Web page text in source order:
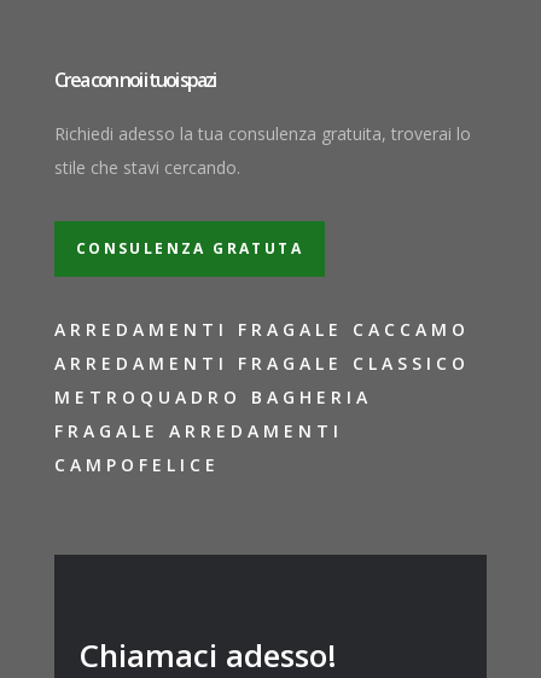
Crea con noi i tuoi spazi
Richiedi adesso la tua consulenza gratuita, troverai lo
stile che stavi cercando.
CONSULENZA GRATUTA
ARREDAMENTI FRAGALE CACCAMO
ARREDAMENTI FRAGALE CLASSICO
METROQUADRO BAGHERIA
FRAGALE ARREDAMENTI
CAMPOFELICE
Chiamaci adesso!